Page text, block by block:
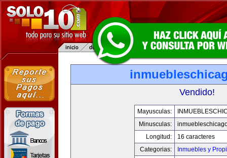
Vendido!
Mayusculas:
Minusculas:
Longitud:
16 caracteres
Categorias:
Inmuebles y